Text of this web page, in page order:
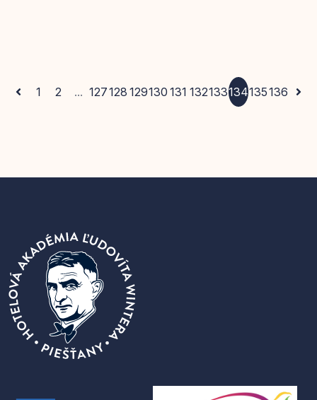
1 2 ... 127128 129130 131 132133134135136